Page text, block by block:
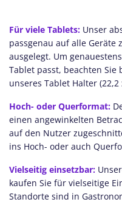
Für viele Tablets: Unser
passgenau auf alle Geräte
ausgelegt. Um
Tablet passt, beachten Sie
unseres Tablet Halter (22,2
Hoch- oder Querformat:
einen angewinkelten
auf den Nutzer
ins Hoch- oder auch
Vielseitig einsetzbar:
kaufen Sie für vielseitige
Standorte sind in